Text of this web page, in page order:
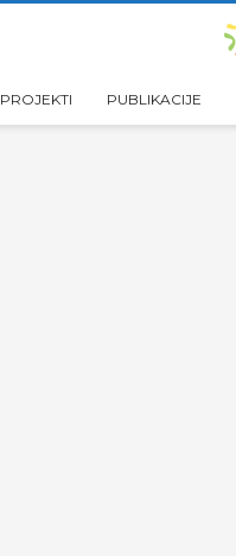
PROJEKTI PUBLIKACIJE